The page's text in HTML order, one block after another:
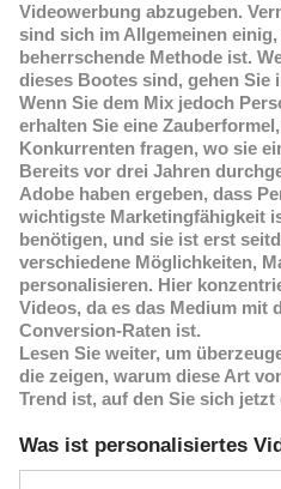
Videowerbung abzugeben.
sind sich im Allgemeinen
beherrschende Methode ist.
dieses Bootes sind, gehen Sie
Wenn Sie dem Mix jedoch
erhalten Sie eine
Konkurrenten fragen, wo sie
Bereits vor drei Jahren
Adobe haben ergeben, dass
wichtigste Marketingfähigkeit
benötigen, und sie ist erst
verschiedene Möglichkeiten,
personalisieren. Hier
Videos, da es das Medium mit
Conversion-Raten ist.
Lesen Sie weiter, um
die zeigen, warum diese Art
Trend ist, auf den Sie sich
Was ist personalisiertes